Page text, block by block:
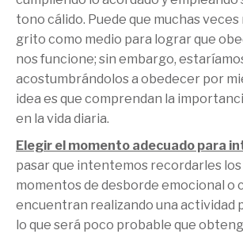
tono cálido. Puede que muchas
grito como medio para lograr que
nos funcione; sin embargo,
acostumbrándolos a obedecer por
idea es que comprendan la
en la vida diaria.
Elegir el momento adecuado para
pasar que intentemos recordarles
momentos de desborde emocional o
encuentran realizando una actividad
lo que será poco probable que